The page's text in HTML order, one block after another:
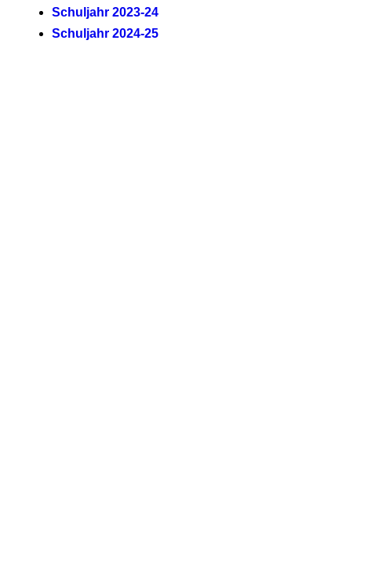
Schuljahr 2023-24
Schuljahr 2024-25